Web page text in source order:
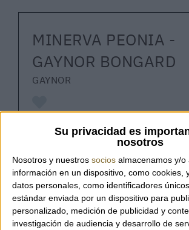
Su privacidad es
nosotros
Nosotros y nuestros socios almacenamos y/o
información en un dispositivo, como cookies,
datos personales, como identificadores
estándar enviada por un dispositivo para
personalizado, medición de publicidad y
investigación de audiencia y desarrollo de
MINERVA PEONIA -
GAYNOR BONGARD
GAYNOR
Plain organza stole by the
Gaynor Bongard. Ideal for
Available in three colors.